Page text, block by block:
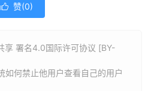
 赞(0)
享 署名4.0国际许可协议 [BY-
如何禁止他用户查看自己的用户